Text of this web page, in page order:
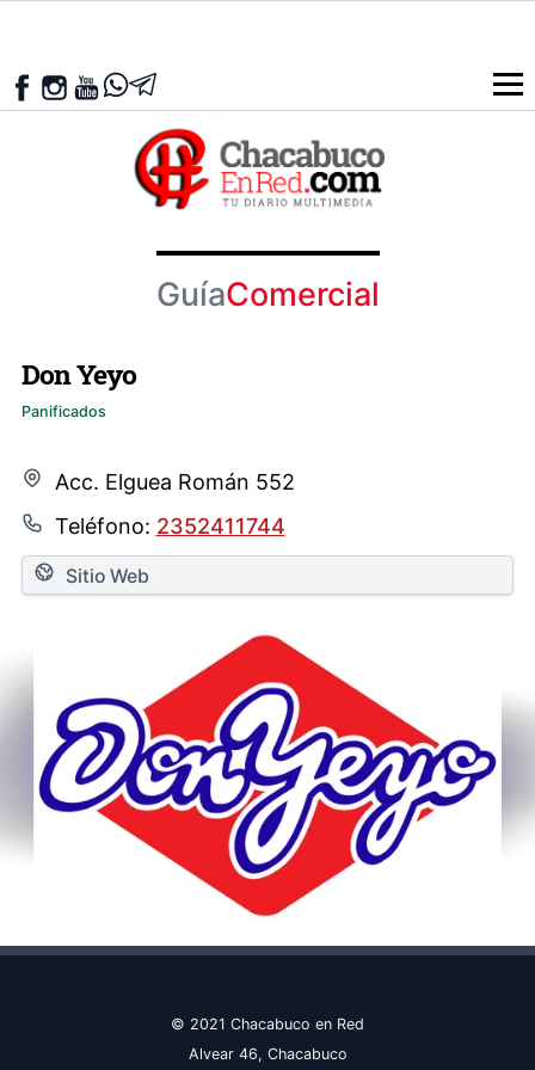
GuíaComercial
Don Yeyo
Panificados
Acc. Elguea Román 552
Teléfono: 2352411744
Sitio Web
© 2021 Chacabuco en Red
Alvear 46, Chacabuco